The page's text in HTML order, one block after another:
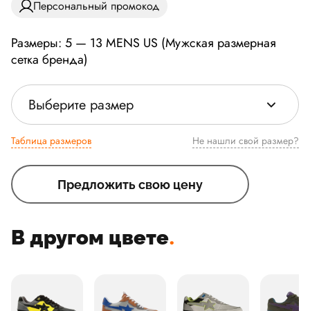
Персональный промокод
Размеры: 5 — 13 MENS US (Мужская размерная
сетка бренда)
Выберите размер
Таблица размеров Не нашли свой размер?
Предложить свою цену
В другом цвете.